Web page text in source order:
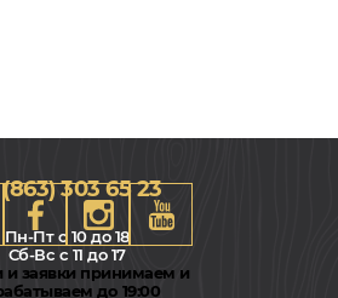
303 65 23
Пн-Пт с 10 до 18
Сб-Вс с 11 до 17
и заявки принимаем и
до 19:00